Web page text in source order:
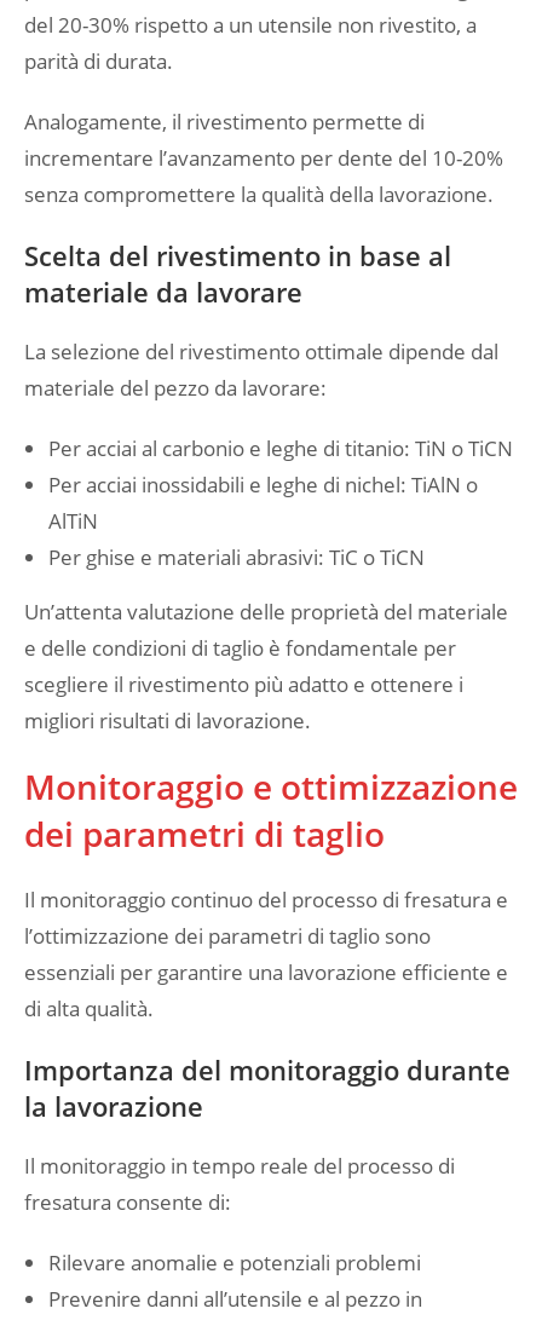
del 20-30% rispetto a un utensile non rivestito, a
parità di durata.
Analogamente, il rivestimento permette di
incrementare l’avanzamento per dente del 10-20%
senza compromettere la qualità della lavorazione.
Scelta del rivestimento in base al
materiale da lavorare
La selezione del rivestimento ottimale dipende dal
materiale del pezzo da lavorare:
Per acciai al carbonio e leghe di titanio: TiN o TiCN
Per acciai inossidabili e leghe di nichel: TiAlN o
AlTiN
Per ghise e materiali abrasivi: TiC o TiCN
Un’attenta valutazione delle proprietà del materiale
e delle condizioni di taglio è fondamentale per
scegliere il rivestimento più adatto e ottenere i
migliori risultati di lavorazione.
Monitoraggio e ottimizzazione
dei parametri di taglio
Il monitoraggio continuo del processo di fresatura e
l’ottimizzazione dei parametri di taglio sono
essenziali per garantire una lavorazione efficiente e
di alta qualità.
Importanza del monitoraggio durante
la lavorazione
Il monitoraggio in tempo reale del processo di
fresatura consente di:
Rilevare anomalie e potenziali problemi
Prevenire danni all’utensile e al pezzo in